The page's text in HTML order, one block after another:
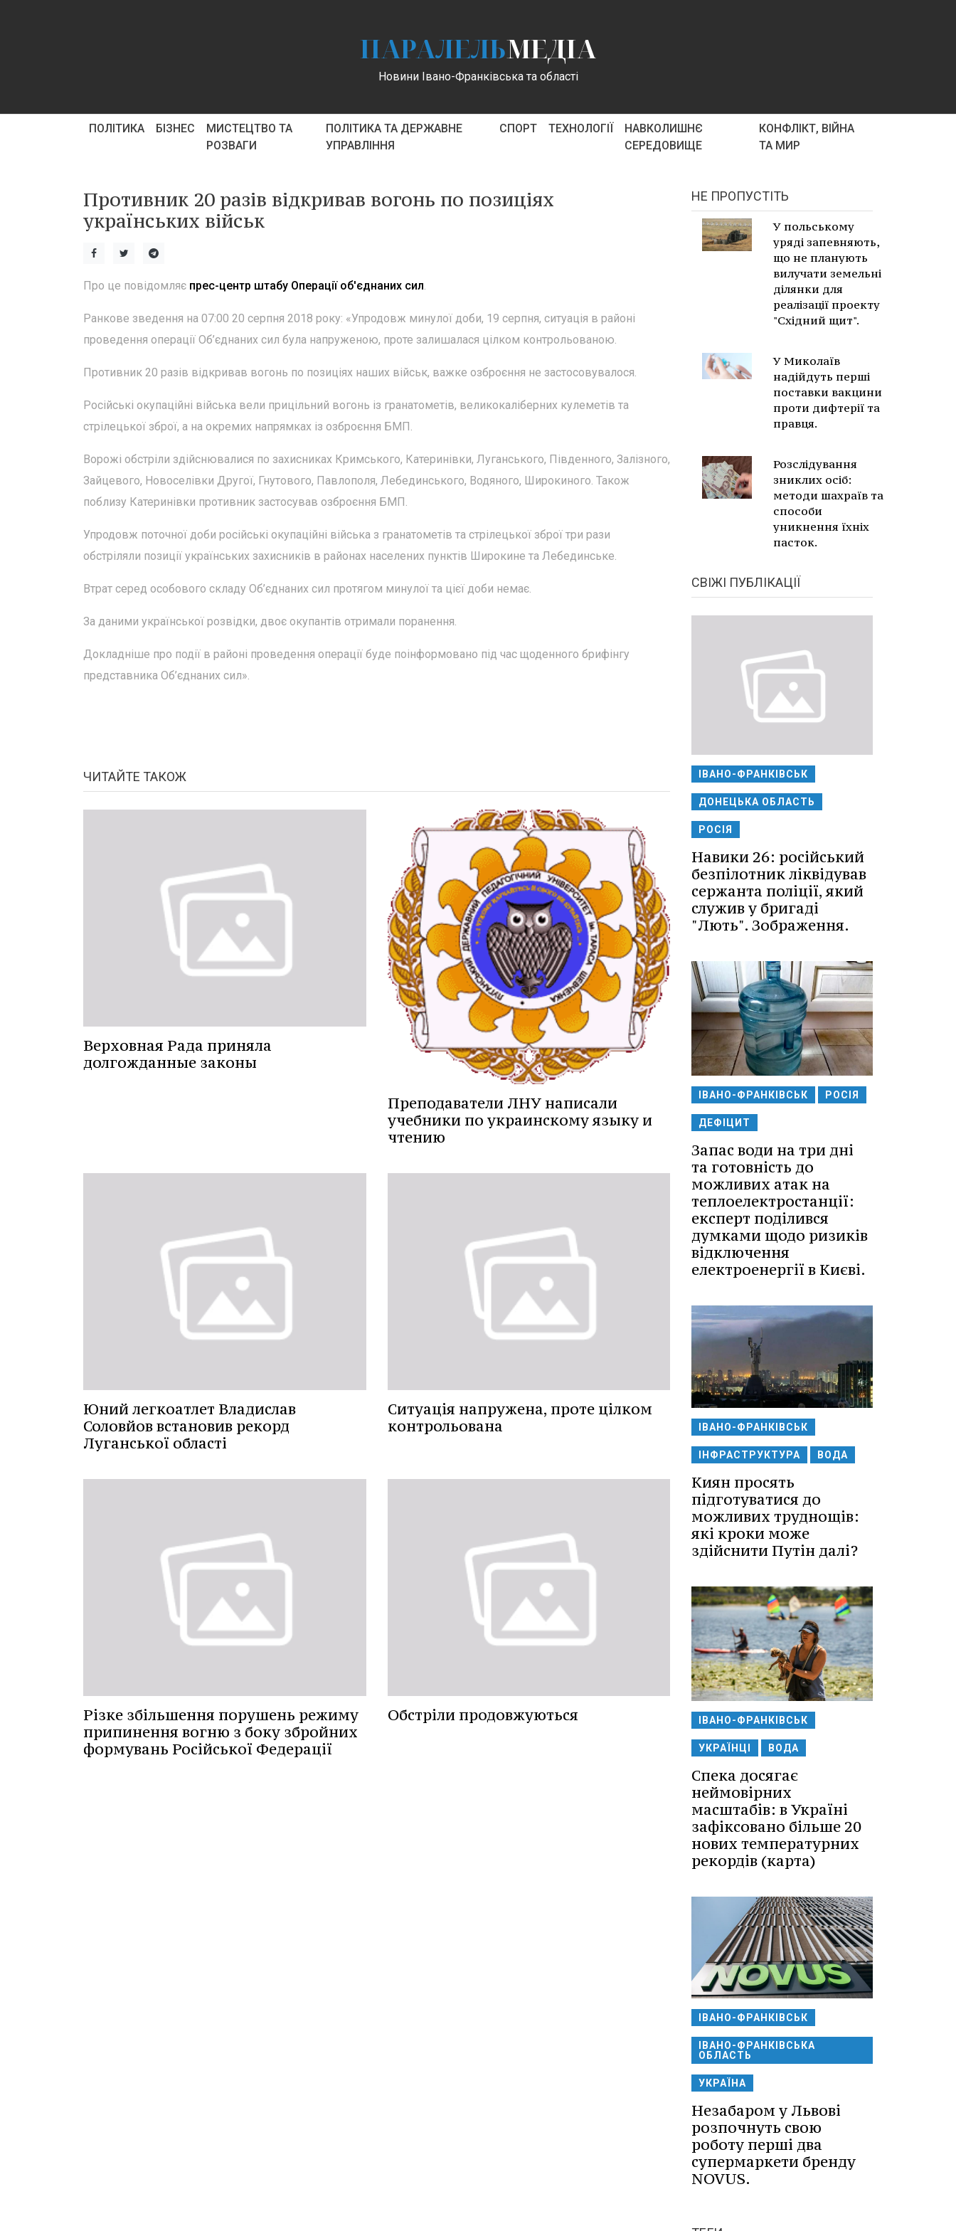
ПАРАЛЕЛЬМЕДІА
Новини Івано-Франківська та області
ПОЛІТИКА БІЗНЕС
МИСТЕЦТВО ТА
РОЗВАГИ
ПОЛІТИКА ТА ДЕРЖАВНЕ
УПРАВЛІННЯ
СПОРТ ТЕХНОЛОГІЇ
НАВКОЛИШНЄ
СЕРЕДОВИЩЕ
КОНФЛІКТ, ВІЙНА
ТА МИР
Противник 20 разів відкривав вогонь по позиціях
українських військ
Про це повідомляє прес-центр штабу Операції об'єднаних сил.
Ранкове зведення на 07:00 20 серпня 2018 року: «Упродовж минулої доби, 19 серпня, ситуація в районі
проведення операції Об’єднаних сил була напруженою, проте залишалася цілком контрольованою.
Противник 20 разів відкривав вогонь по позиціях наших військ, важке озброєння не застосовувалося.
Російські окупаційні війська вели прицільний вогонь із гранатометів, великокаліберних кулеметів та
стрілецької зброї, а на окремих напрямках із озброєння БМП.
Ворожі обстріли здійснювалися по захисниках Кримського, Катеринівки, Луганського, Південного, Залізного,
Зайцевого, Новоселівки Другої, Гнутового, Павлополя, Лебединського, Водяного, Широкиного. Також
поблизу Катеринівки противник застосував озброєння БМП.
Упродовж поточної доби російські окупаційні війська з гранатометів та стрілецької зброї три рази
обстріляли позиції українських захисників в районах населених пунктів Широкине та Лебединське.
Втрат серед особового складу Об’єднаних сил протягом минулої та цієї доби немає.
За даними української розвідки, двоє окупантів отримали поранення.
Докладніше про події в районі проведення операції буде поінформовано під час щоденного брифінгу
представника Об’єднаних сил».
ЧИТАЙТЕ ТАКОЖ
Верховная Рада приняла
долгожданные законы
Преподаватели ЛНУ написали
учебники по украинскому языку и
чтению
Юний легкоатлет Владислав
Соловйов встановив рекорд
Луганської області
Ситуація напружена, проте цілком
контрольована
Різке збільшення порушень режиму
припинення вогню з боку збройних
формувань Російської Федерації
Обстріли продовжуються
НЕ ПРОПУСТІТЬ
У польському
уряді запевняють,
що не планують
вилучати земельні
ділянки для
реалізації проекту
"Східний щит".
У Миколаїв
надійдуть перші
поставки вакцини
проти дифтерії та
правця.
Розслідування
зниклих осіб:
методи шахраїв та
способи
уникнення їхніх
пасток.
СВІЖІ ПУБЛІКАЦІЇ
ІВАНО-ФРАНКІВСЬК
ДОНЕЦЬКА ОБЛАСТЬ
РОСІЯ
Навики 26: російський
безпілотник ліквідував
сержанта поліції, який
служив у бригаді
"Лють". Зображення.
ІВАНО-ФРАНКІВСЬК РОСІЯ
ДЕФІЦИТ
Запас води на три дні
та готовність до
можливих атак на
теплоелектростанції:
експерт поділився
думками щодо ризиків
відключення
електроенергії в Києві.
ІВАНО-ФРАНКІВСЬК
ІНФРАСТРУКТУРА ВОДА
Киян просять
підготуватися до
можливих труднощів:
які кроки може
здійснити Путін далі?
ІВАНО-ФРАНКІВСЬК
УКРАЇНЦІ ВОДА
Спека досягає
неймовірних
масштабів: в Україні
зафіксовано більше 20
нових температурних
рекордів (карта)
ІВАНО-ФРАНКІВСЬК
ІВАНО-ФРАНКІВСЬКА
ОБЛАСТЬ
УКРАЇНА
Незабаром у Львові
розпочнуть свою
роботу перші два
супермаркети бренду
NOVUS.